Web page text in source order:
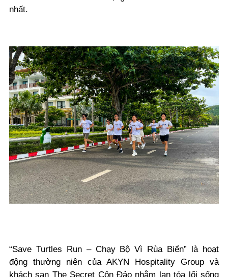
nhất.
“Save Turtles Run – Chạy Bộ Vì Rùa Biển” là hoạt
động thường niên của AKYN Hospitality Group và
khách sạn The Secret Côn Đảo nhằm lan tỏa lối sống